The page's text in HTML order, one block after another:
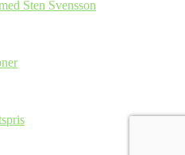
Sten Svensson